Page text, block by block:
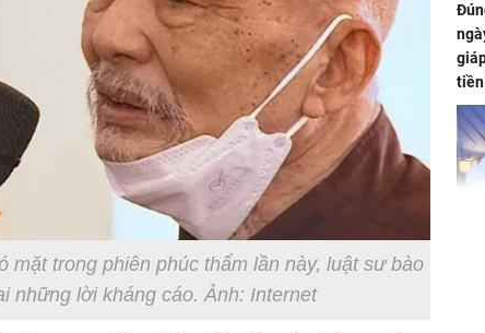
mặt trong phiên phúc thẩm lần này, luật sư bào
những lời kháng cáo. Ảnh: Internet
tiền
tiền